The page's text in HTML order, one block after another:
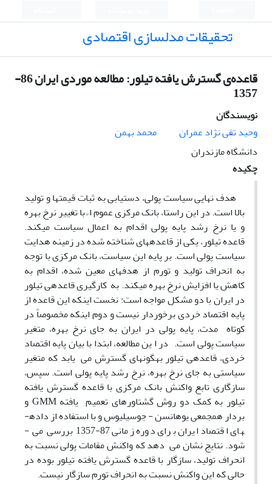
تحقیقات مدلسازی اقتصادی
قاعده‌ی گسترش یافته تیلور: مطالعه موردی ایران 86-
1357
نویسندگان
وحید تقی نژاد عمران
محمد بهمن
دانشگاه مازندران
چکیده
هدف نهایی سیاست­ پولی، دستیابی به ثبات قیمت­ها و تولید
بالا است. در این راستا، بانک­ مرکزی عموم ا ً با تغییر نرخ بهره
و یا نرخ رشد پایه پولی اقدام به اعمال سیاست می­کند.
قاعده­ تیلور، یکی از قاعده­های شناخته شده در زمینه هدایت
سیاست پولی است. بر پایه­ این سیاست، بانک مرکزی با توجه
به انحراف تولید و تورم از هدف­های معین شده، اقدام به
کاهش یا افزایش نرخ بهره می­کند. به ­ کارگیری قاعده­ی تیلور
در ایران با دو مشکل مواجه است: نخست اینکه این قاعده از
پایه اقتصاد خردی برخوردار نیست و دوم اینکه مخصوصاً در
کوتاه ­ مدت، پایه­ پولی در ایران به جای نرخ بهره، متغیر
سیاست پولی است. در ا ین مطالعه، ابتدا با بیان پایه اقتصاد
خردی، قاعده­ی تیلور به­گونه­ای گسترش می ­ یابد که متغیر
سیاستی به جای نرخ بهره، نرخ رشد پایه­ پولی است. سپس،
سازگاری تابع واکنش بانک مرکزی با قاعده­ گسترش یافته
تیلور به کمک دو روش گشتاورهای تعمیم ­ یافته GMM و
بردار همجمعی یوهانسن - جوسیلیوس و با استفاده از داده­
های اقتصاد ایران برای دوره زمانی 87-1357 بررسی می ­
شود. نتایج نشان می ­ دهد که واکنش مقامات پولی نسبت به
انحراف تولید، سازگار با قاعده­ گسترش یافته تیلور بوده در
حالی که این واکنش نسبت به انحراف تورم سازگار نیست.